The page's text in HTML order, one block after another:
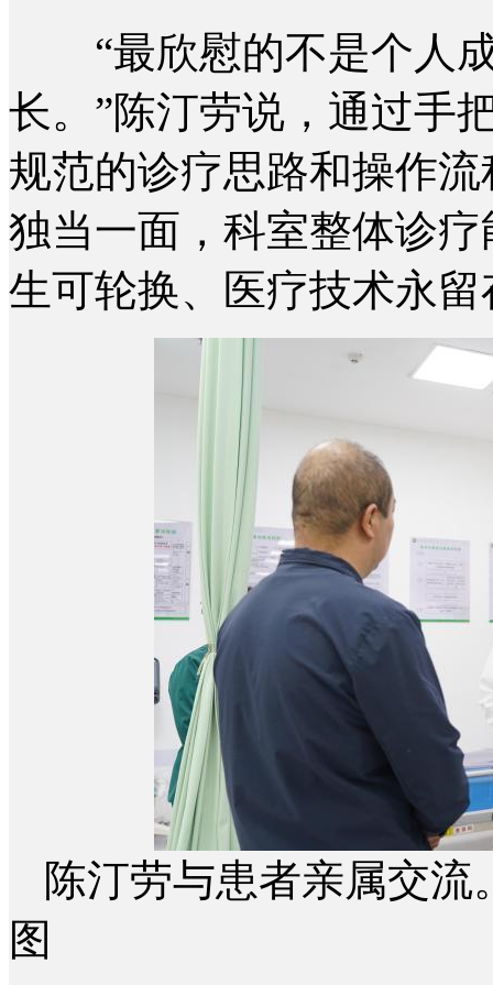
“最欣慰的不是个人成
长。”陈汀劳说，通过手
规范的诊疗思路和操作
独当一面，科室整体诊
生可轮换、医疗技术永留
陈汀劳与患者亲属交
图